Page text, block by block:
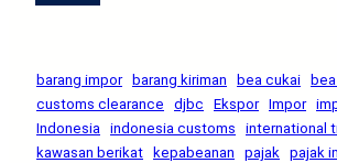
barang impor barang kiriman bea cukai
customs clearance
djbc Ekspor Impor
Indonesia indonesia customs
international
kawasan berikat
kepabeanan pajak pajak